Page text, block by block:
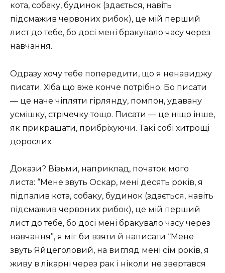
кота, собаку, будинок (здається, навіть
підсмажив червоних рибок), це мій перший
лист до тебе, бо досі мені бракувало часу через
навчання.
Одразу хочу тебе попередити, що я ненавиджу
писати. Хіба що вже конче потрібно. Бо писати
— це наче чіпляти гірлянду, помпон, удавану
усмішку, стрічечку тощо. Писати — це ніщо інше,
як прикрашати, прибріхуючи. Такі собі хитрощі
дорослих.
Докази? Візьми, наприклад, початок мого
листа: “Мене звуть Оскар, мені десять років, я
підпалив кота, собаку, будинок (здається, навіть
підсмажив червоних рибок), це мій перший
лист до тебе, бо досі мені бракувало часу через
навчання”, я міг би взяти й написати “Мене
звуть Яйцеголовий, на вигляд мені сім років, я
живу в лікарні через рак і ніколи не звертався